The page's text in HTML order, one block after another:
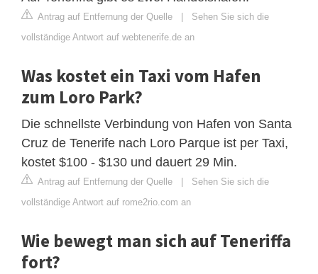
Antrag auf Entfernung der Quelle | Sehen Sie sich die
vollständige Antwort auf webtenerife.de an
Was kostet ein Taxi vom Hafen
zum Loro Park?
Die schnellste Verbindung von Hafen von Santa
Cruz de Tenerife nach Loro Parque ist per Taxi,
kostet $100 - $130 und dauert 29 Min.
Antrag auf Entfernung der Quelle | Sehen Sie sich die
vollständige Antwort auf rome2rio.com an
Wie bewegt man sich auf Teneriffa
fort?